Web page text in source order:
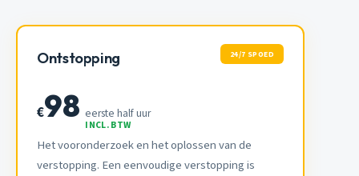
Ontstopping 24/7 SPOED
€98 eerste half uur
INCL. BTW
Het vooronderzoek en het oplossen van de
verstopping. Een eenvoudige verstopping is